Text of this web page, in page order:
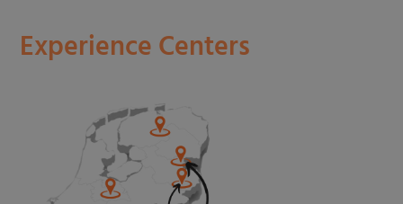
Experience Centers